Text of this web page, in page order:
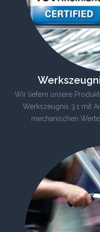
Wir liefern unsere
Werkszeugnis 3.1 mit
mechanischen